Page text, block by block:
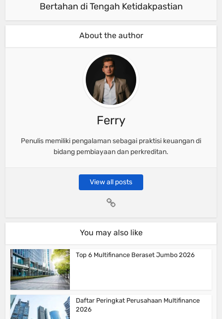
Bertahan di Tengah Ketidakpastian
About the author
Ferry
Penulis memiliki pengalaman sebagai praktisi keuangan di
bidang pembiayaan dan perkreditan.
View all posts
You may also like
Top 6 Multifinance Beraset Jumbo 2026
Daftar Peringkat Perusahaan Multifinance
2026